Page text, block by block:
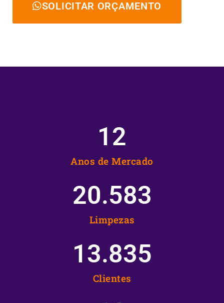
SOLICITAR ORÇAMENTO
Anos de Mercado
12
Limpezas
20.583
Clientes
13.835